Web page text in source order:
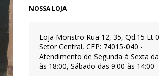
NOSSA LOJA
Loja Monstro Rua 12, 35, Qd.15 Lt
Setor Central, CEP: 74015-040 -
Atendimento de Segunda à Sexta
às 18:00, Sábado das 9:00 às 14:00